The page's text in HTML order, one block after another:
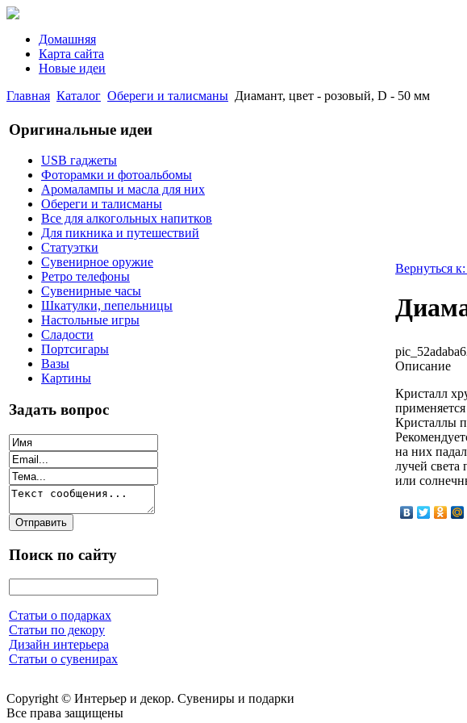
Домашняя
Карта сайта
Новые идеи
Главная Каталог Обереги и талисманы Диамант, цвет - розовый, D - 50 мм
Оригинальные идеи
USB гаджеты
Фоторамки и фотоальбомы
Аромалампы и масла для них
Обереги и талисманы
Все для алкогольных напитков
Для пикника и путешествий
Статуэтки
Сувенирное оружие
Ретро телефоны
Сувенирные часы
Шкатулки, пепельницы
Настольные игры
Сладости
Портсигары
Вазы
Картины
Задать вопрос
Поиск по сайту
Статьи о подарках
Статьи по декору
Дизайн интерьера
Статьи о сувенирах
Вернуться
Описание
Кристалл
Кристаллы
на них
лучей света
или
Copyright © Интерьер и декор. Сувениры и подарки
Все права защищены